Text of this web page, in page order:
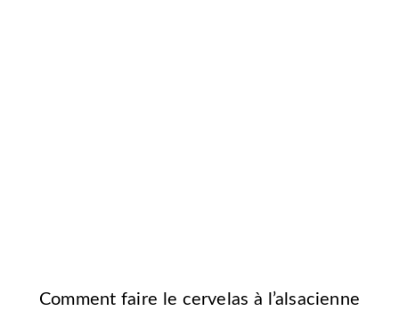
Comment faire le cervelas à l’alsacienne